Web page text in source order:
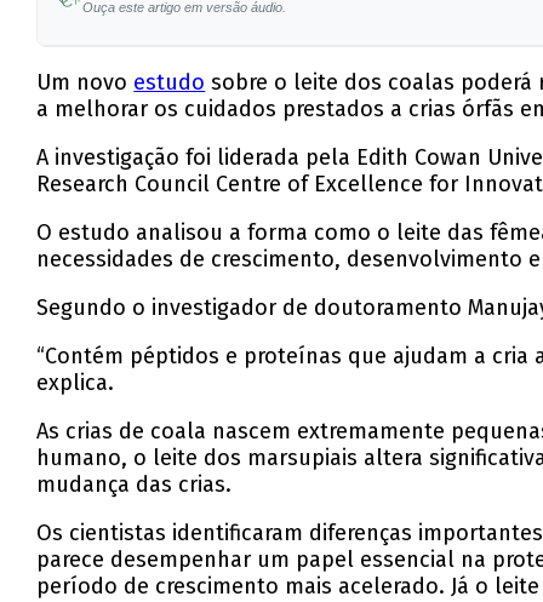
O objetivo é desenvolver fórmulas de
O estudo foi publicado na revista
leite.
Ouça este artigo em versão áudio.
Um novo estudo sobre o leite dos coalas poderá
a melhorar os cuidados prestados a crias órfãs
A investigação foi liderada pela Edith Cowan
Research Council Centre of Excellence for
O estudo analisou a forma como o leite das
necessidades de crescimento, desenvolvimento
Segundo o investigador de doutoramento
“Contém péptidos e proteínas que ajudam a cria
explica.
As crias de cоala nascem extremamente
humano, o leite dos marsupiais altera
mudança das crias.
Os cientistas identificaram diferenças
parece desempenhar um papel essencial na
período de crescimento mais acelerado. Já o